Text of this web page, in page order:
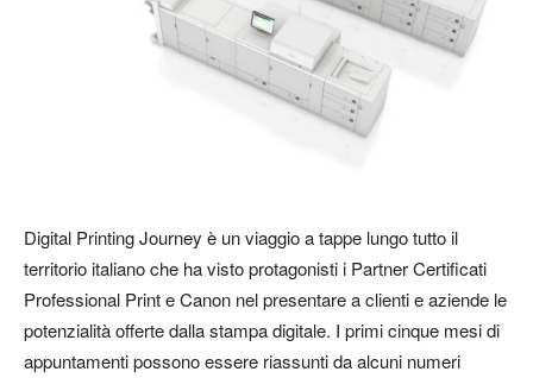
Digital Printing Journey è un viaggio a tappe lungo tutto il
territorio italiano che ha visto protagonisti i Partner Certificati
Professional Print e Canon nel presentare a clienti e aziende le
potenzialità offerte dalla stampa digitale. I primi cinque mesi di
appuntamenti possono essere riassunti da alcuni numeri